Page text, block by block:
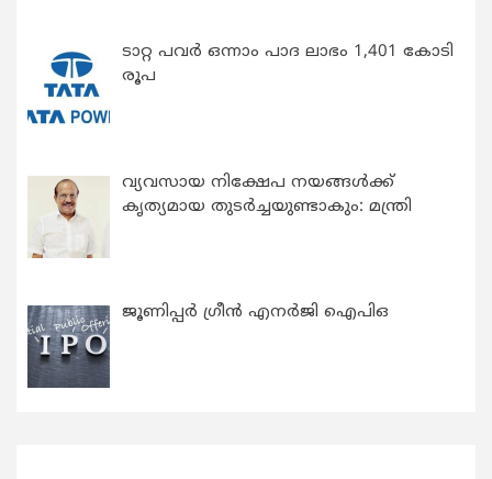
ടാറ്റ പവർ ഒന്നാം പാദ ലാഭം 1,401 കോടി
രൂപ
വ്യവസായ നിക്ഷേപ നയങ്ങള്‍ക്ക്
കൃത്യമായ തുടര്‍ച്ചയുണ്ടാകും: മന്ത്രി
ജൂണിപ്പർ ഗ്രീൻ എനർജി ഐപിഒ